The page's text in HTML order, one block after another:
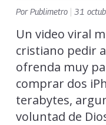
PorPublimetro 31
Un video viral
cristiano pedir
ofrenda muy
comprar dos
terabytes,
voluntad de